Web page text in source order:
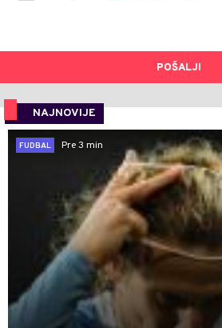
POŠALJI
NAJNOVIJE
FUDBAL
Pre 3 min